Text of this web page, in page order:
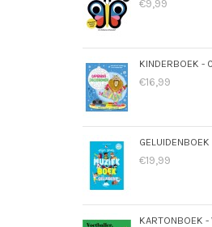
€9,99
€16,99
€19,99